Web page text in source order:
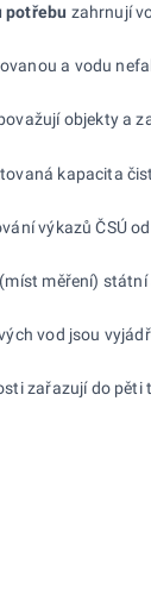
potřebu zahrnují
a vodu
objekty a
kapacita
výkazů ČSÚ
měření)
vod jsou
zařazují do pěti